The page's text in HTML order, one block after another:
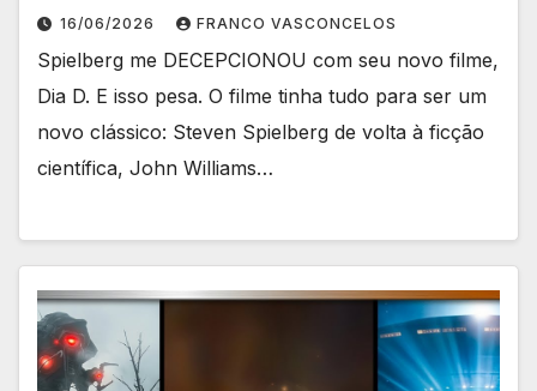
16/06/2026 FRANCO VASCONCELOS
Spielberg me DECEPCIONOU com seu novo filme,
Dia D. E isso pesa. O filme tinha tudo para ser um
novo clássico: Steven Spielberg de volta à ficção
científica, John Williams…